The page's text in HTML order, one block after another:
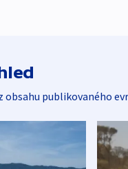
obsahu publikovaného